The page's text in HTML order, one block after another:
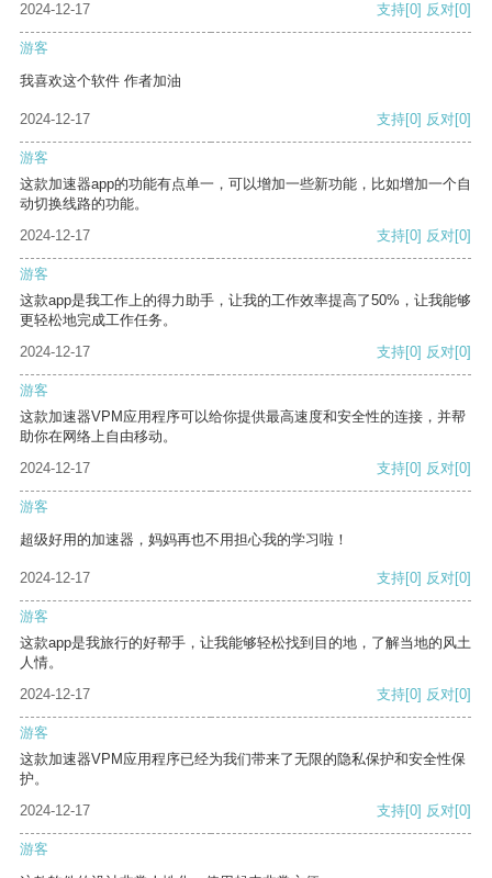
2024-12-17 支持[0] 反对[0]
游客
我喜欢这个软件 作者加油
2024-12-17 支持[0] 反对[0]
游客
这款加速器app的功能有点单一，可以增加一些新功能，比如增加一个自
动切换线路的功能。
2024-12-17
支持[0] 反对[0]
游客
这款app是我工作上的得力助手，让我的工作效率提高了50%，让我能够
更轻松地完成工作任务。
2024-12-17
支持[0] 反对[0]
游客
这款加速器VPM应用程序可以给你提供最高速度和安全性的连接，并帮
助你在网络上自由移动。
2024-12-17
支持[0] 反对[0]
游客
超级好用的加速器，妈妈再也不用担心我的学习啦！
2024-12-17 支持[0] 反对[0]
游客
这款app是我旅行的好帮手，让我能够轻松找到目的地，了解当地的风土
人情。
2024-12-17
支持[0] 反对[0]
游客
这款加速器VPM应用程序已经为我们带来了无限的隐私保护和安全性保
护。
2024-12-17
支持[0] 反对[0]
游客